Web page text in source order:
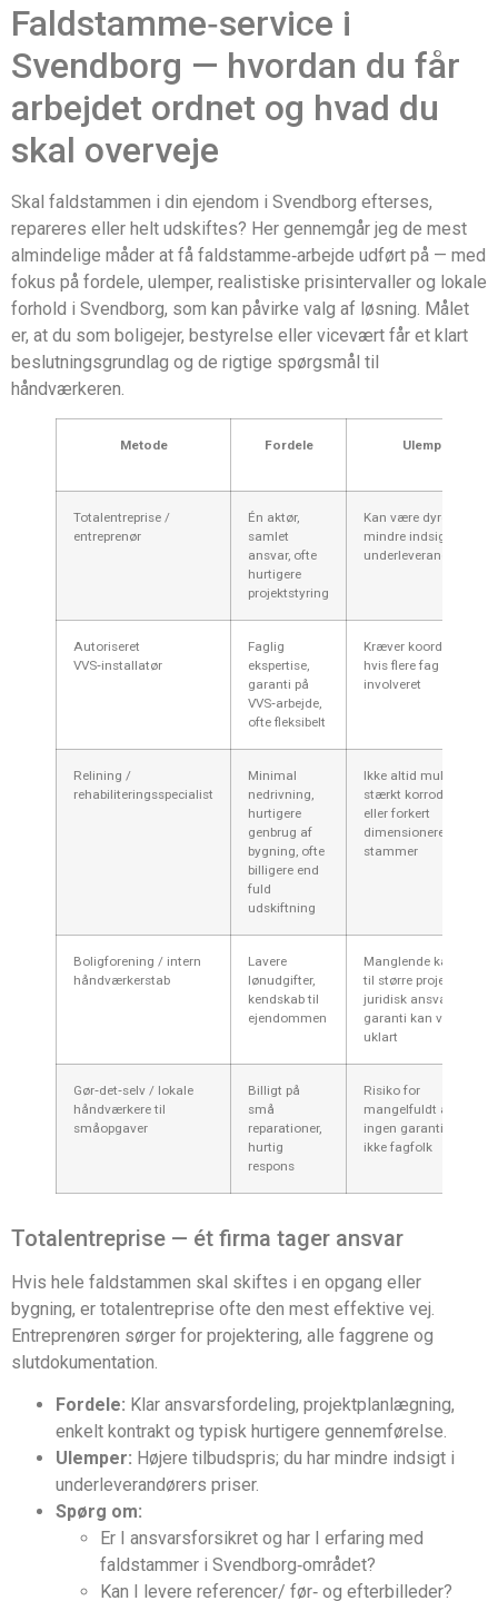
Faldstamme‑service i
Svendborg — hvordan du får
arbejdet ordnet og hvad du
skal overveje
Skal faldstammen i din ejendom i Svendborg efterses,
repareres eller helt udskiftes? Her gennemgår jeg de mest
almindelige måder at få faldstamme‑arbejde udført på — med
fokus på fordele, ulemper, realistiske prisintervaller og lokale
forhold i Svendborg, som kan påvirke valg af løsning. Målet
er, at du som boligejer, bestyrelse eller vicevært får et klart
beslutningsgrundlag og de rigtige spørgsmål til
håndværkeren.
Metode Fordele Ulemper
Totalentreprise /
entreprenør
Én aktør,
samlet
ansvar, ofte
hurtigere
projektstyring
Kan være dyrere;
mindre indsigt i
underleverandørpriser
Autoriseret
VVS‑installatør
Faglig
ekspertise,
garanti på
VVS‑arbejde,
ofte fleksibelt
Kræver koordinering
hvis flere fag er
involveret
Relining /
rehabiliteringsspecialist
Minimal
nedrivning,
hurtigere
genbrug af
bygning, ofte
billigere end
fuld
udskiftning
Ikke altid muligt ved
stærkt korroderede
eller forkert
dimensionerede
stammer
Boligforening / intern
håndværkerstab
Lavere
lønudgifter,
kendskab til
ejendommen
Manglende kapacitet
til større projekter,
juridisk ansvar og
garanti kan være
uklart
Gør‑det‑selv / lokale
håndværkere til
småopgaver
Billigt på
små
reparationer,
hurtig
respons
Risiko for
mangelfuldt arbejde,
ingen garanti hvis
ikke fagfolk
Totalentreprise — ét firma tager ansvar
Hvis hele faldstammen skal skiftes i en opgang eller
bygning, er totalentreprise ofte den mest effektive vej.
Entreprenøren sørger for projektering, alle faggrene og
slutdokumentation.
Fordele: Klar ansvarsfordeling, projektplanlægning,
enkelt kontrakt og typisk hurtigere gennemførelse.
Ulemper: Højere tilbudspris; du har mindre indsigt i
underleverandørers priser.
Spørg om:
Er I ansvarsforsikret og har I erfaring med
faldstammer i Svendborg‑området?
Kan I levere referencer/ før‑ og efterbilleder?